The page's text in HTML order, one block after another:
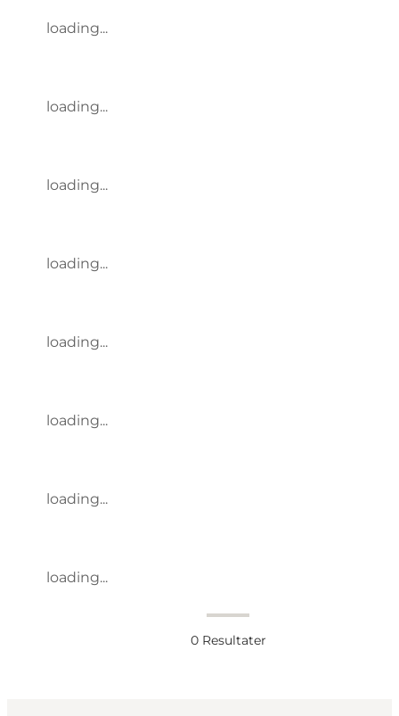
loading...
loading...
loading...
loading...
loading...
loading...
loading...
loading...
0 Resultater